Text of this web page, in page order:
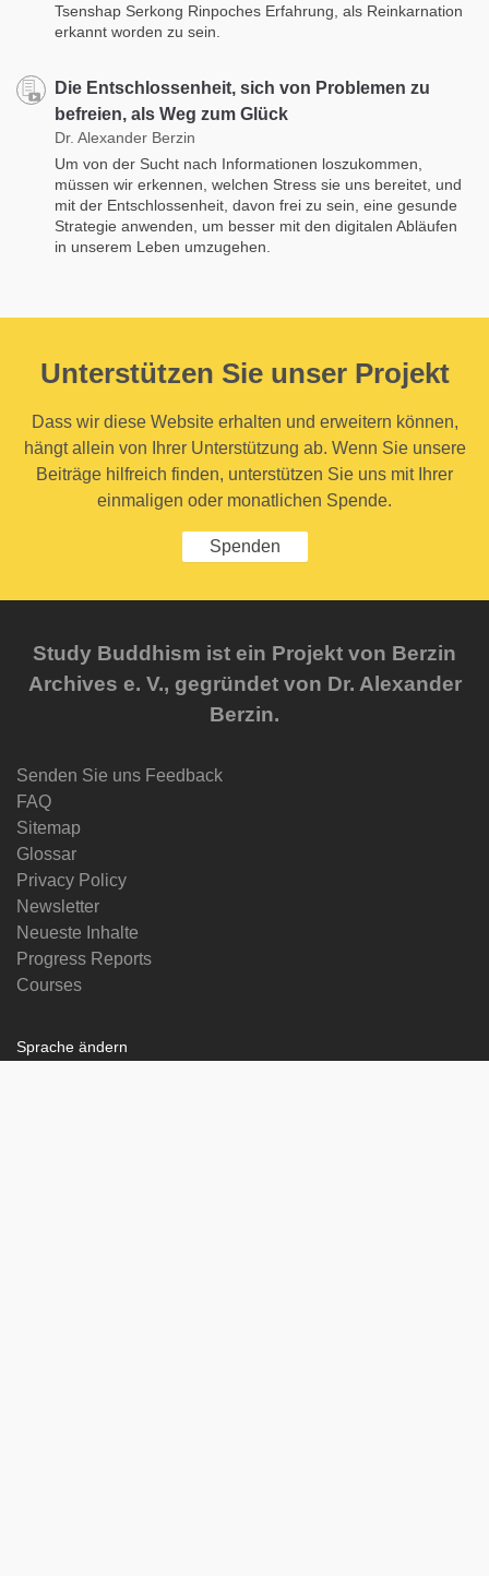
Tsenshap Serkong Rinpoches Erfahrung, als Reinkarnation
erkannt worden zu sein.
Die Entschlossenheit, sich von Problemen zu
befreien, als Weg zum Glück
Dr. Alexander Berzin
Um von der Sucht nach Informationen loszukommen,
müssen wir erkennen, welchen Stress sie uns bereitet, und
mit der Entschlossenheit, davon frei zu sein, eine gesunde
Strategie anwenden, um besser mit den digitalen Abläufen
in unserem Leben umzugehen.
Unterstützen Sie unser Projekt
Dass wir diese Website erhalten und erweitern können,
hängt allein von Ihrer Unterstützung ab. Wenn Sie unsere
Beiträge hilfreich finden, unterstützen Sie uns mit Ihrer
einmaligen oder monatlichen Spende.
Spenden
Study Buddhism ist ein Projekt von Berzin
Archives e. V., gegründet von Dr. Alexander
Berzin.
Senden Sie uns Feedback
FAQ
Sitemap
Glossar
Privacy Policy
Newsletter
Neueste Inhalte
Progress Reports
Courses
Sprache ändern